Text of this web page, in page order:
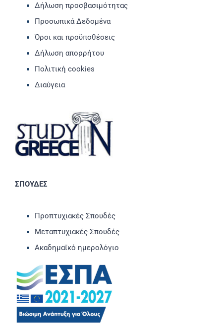
Δήλωση προσβασιμότητας
Προσωπικά Δεδομένα
Όροι και προϋποθέσεις
Δήλωση απορρήτου
Πολιτική cookies
Διαύγεια
ΣΠΟΥΔΕΣ
Προπτυχιακές Σπουδές
Μεταπτυχιακές Σπουδές
Ακαδημαϊκό ημερολόγιο